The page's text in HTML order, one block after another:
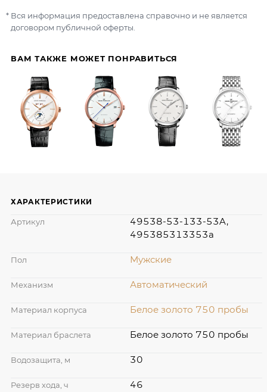
ВАМ ТАКЖЕ МОЖЕТ ПОНРАВИТЬСЯ
Вся информация предоставлена справочно и не является
договором публичной оферты.
ХАРАКТЕРИСТИКИ
Артикул
49538-53-133-53A,
495385313353a
Пол Мужские
Механизм Автоматический
Материал корпуса Белое золото 750 пробы
Материал браслета Белое золото 750 пробы
Водозащита, м 30
Резерв хода, ч 46